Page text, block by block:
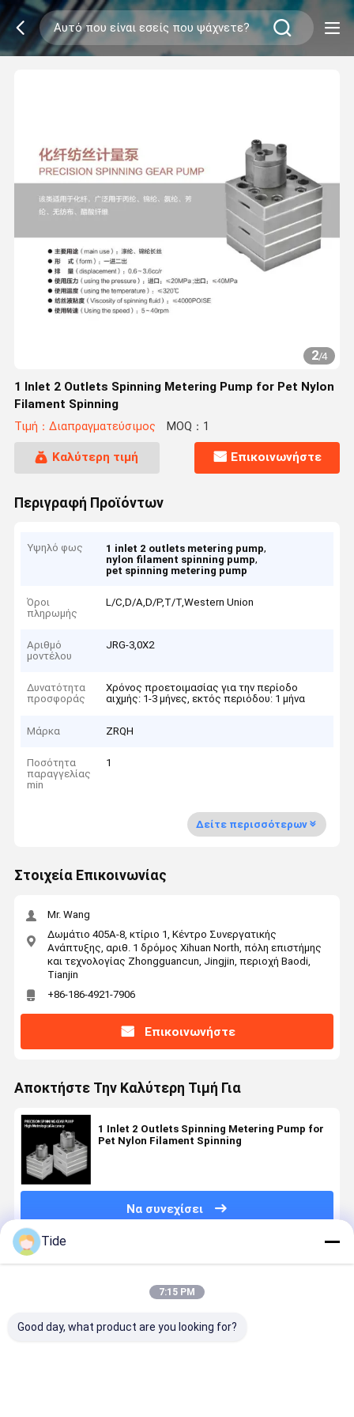
2/4
1 Inlet 2 Outlets Spinning Metering Pump for Pet Nylon
Filament Spinning
Τιμή：Διαπραγματεύσιμος MOQ：1
Καλύτερη τιμή Επικοινωνήστε
Περιγραφή Προϊόντων
Υψηλό φως 1 inlet 2 outlets metering pump,
nylon filament spinning pump,
pet spinning metering pump
Όροι
πληρωμής
L/C,D/A,D/P,T/T,Western Union
Αριθμό
μοντέλου
JRG-3,0Χ2
Δυνατότητα
προσφοράς
Χρόνος προετοιμασίας για την περίοδο
αιχμής: 1-3 μήνες, εκτός περιόδου: 1 μήνα
Μάρκα ZRQH
Ποσότητα
παραγγελίας
min
1
Δείτε περισσότερων
Στοιχεία Επικοινωνίας
Mr. Wang
Δωμάτιο 405A-8, κτίριο 1, Κέντρο Συνεργατικής
Ανάπτυξης, αριθ. 1 δρόμος Xihuan North, πόλη επιστήμης
και τεχνολογίας Zhongguancun, Jingjin, περιοχή Baodi,
Tianjin
+86-186-4921-7906
Επικοινωνήστε
Αποκτήστε Την Καλύτερη Τιμή Για
1 Inlet 2 Outlets Spinning Metering Pump for
Pet Nylon Filament Spinning
Να συνεχίσει
Συνιστώμενα Προϊόντα
Tide
7:15 PM
Good day, what product are you looking for?